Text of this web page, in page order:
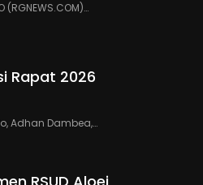
(RGNEWS.COM)…
Rapat 2026
Adhan Dambea,…